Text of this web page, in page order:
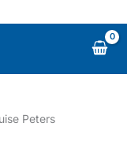
Peters